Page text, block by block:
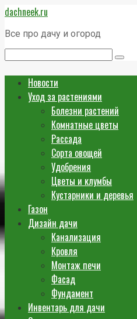
Перейти
к
контенту
dachneek.ru
Все про дачу и огород
Новости
Уход за растениями
Болезни растений
Комнатные цветы
Рассада
Сорта овощей
Удобрения
Цветы и клумбы
Кустарники и деревья
Газон
Дизайн дачи
Канализация
Кровля
Монтаж печи
Фасад
Фундамент
Инвентарь для дачи